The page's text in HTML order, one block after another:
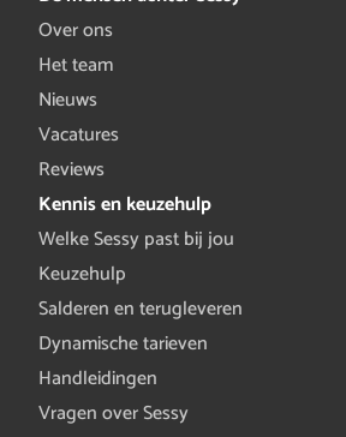
Over ons
Het team
Nieuws
Vacatures
Reviews
Kennis en keuzehulp
Welke Sessy past bij jou
Keuzehulp
Salderen en terugleveren
Dynamische tarieven
Handleidingen
Vragen over Sessy